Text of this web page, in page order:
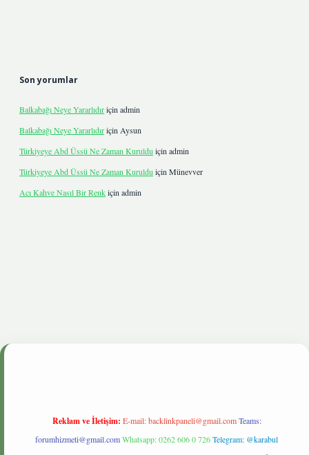
Son yorumlar
Balkabağı Neye Yararlıdıriçin admin
Balkabağı Neye Yararlıdıriçin Aysun
Türkiyeye Abd Üssü Ne Zaman Kuruldu için admin
Türkiyeye Abd Üssü Ne Zaman Kuruldu için Münevver
Acı Kahve Nasıl Bir Renkiçin admin
Reklam ve İletişim: E-mail:backlinkpaneli@gmail.com Teams:
forumhizmeti@gmail.comWhatsapp: 0262 606 0 726Telegram: @karabul